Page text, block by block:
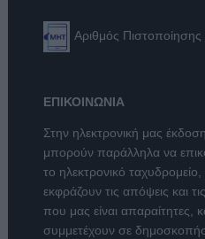
Αριθμός
ΕΠΙΚΟΙΝΩΝΙΑ
Στην ηλεκτρονική μας
μπορούν παράλληλα να
το ηλεκτρονικό
εκφράζουν τις απόψεις και
που μας είναι απαραίτητες,
συμμετέχουν σε